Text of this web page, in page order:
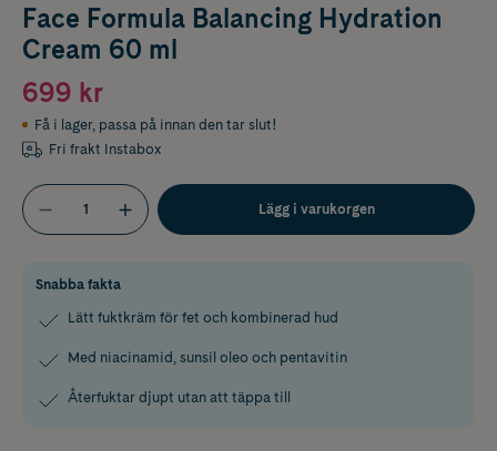
Face Formula Balancing Hydration
Cream 60 ml
699 kr
Få i lager, passa på innan den tar slut!
Fri frakt Instabox
Lägg i varukorgen
Snabba fakta
Lätt fuktkräm för fet och kombinerad hud
Med niacinamid, sunsil oleo och pentavitin
Återfuktar djupt utan att täppa till